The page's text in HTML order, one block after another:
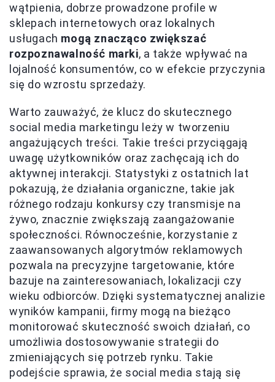
wątpienia, dobrze prowadzone profile w
sklepach internetowych oraz lokalnych
usługach mogą znacząco zwiększać
rozpoznawalność marki, a także wpływać na
lojalność konsumentów, co w efekcie przyczynia
się do wzrostu sprzedaży.
Warto zauważyć, że klucz do skutecznego
social media marketingu leży w tworzeniu
angażujących treści. Takie treści przyciągają
uwagę użytkowników oraz zachęcają ich do
aktywnej interakcji. Statystyki z ostatnich lat
pokazują, że działania organiczne, takie jak
różnego rodzaju konkursy czy transmisje na
żywo, znacznie zwiększają zaangażowanie
społeczności. Równocześnie, korzystanie z
zaawansowanych algorytmów reklamowych
pozwala na precyzyjne targetowanie, które
bazuje na zainteresowaniach, lokalizacji czy
wieku odbiorców. Dzięki systematycznej analizie
wyników kampanii, firmy mogą na bieżąco
monitorować skuteczność swoich działań, co
umożliwia dostosowywanie strategii do
zmieniających się potrzeb rynku. Takie
podejście sprawia, że social media stają się